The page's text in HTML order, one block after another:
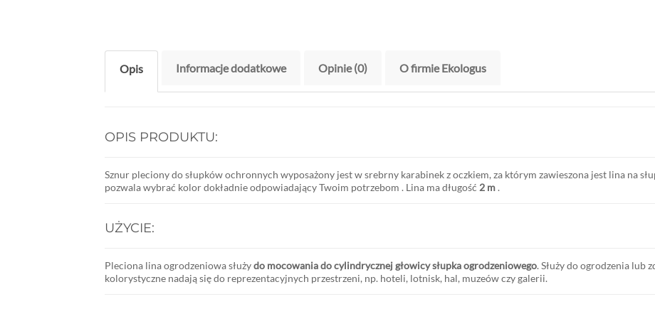
Opis Informacje dodatkowe Opinie (0) O firmie Ekologus
OPIS PRODUKTU:
Sznur pleciony do słupków ochronnych wyposażony jestw srebrny karabinek z oczkiem, za którym zawieszona jest lina na
pozwala wybrać kolor dokładnie odpowiadający Twoim potrzebom . Lina ma długość 2 m.
UŻYCIE:
Pleciona lina ogrodzeniowa służydo mocowania do cylindrycznej głowicy słupka ogrodzeniowego. Służy do ogrodzenia lub
kolorystyczne nadają się do reprezentacyjnych przestrzeni, np. hoteli, lotnisk, hal, muzeów czy galerii.